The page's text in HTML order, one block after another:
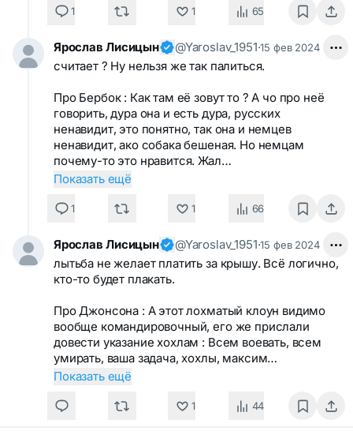
1 1 65
Ярослав Лисицын @Yaroslav_1951·15 фев 2024
считает ? Ну нельзя же так палиться.
Про Бербок : Как там её зовут то ? А чо про неё
говорить, дура она и есть дура, русских
ненавидит, это понятно, так она и немцев
ненавидит, ако собака бешеная. Но немцам
почему-то это нравится. Жал…
Показать ещё
1 1 66
Ярослав Лисицын @Yaroslav_1951·15 фев 2024
лытьба не желает платить за крышу. Всё логично,
кто-то будет плакать.
Про Джонсона : А этот лохматый клоун видимо
вообще командировочный, его же прислали
довести указание хохлам : Всем воевать, всем
умирать, ваша задача, хохлы, максим…
Показать ещё
1 44